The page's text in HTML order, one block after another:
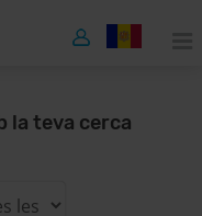
la teva cerca